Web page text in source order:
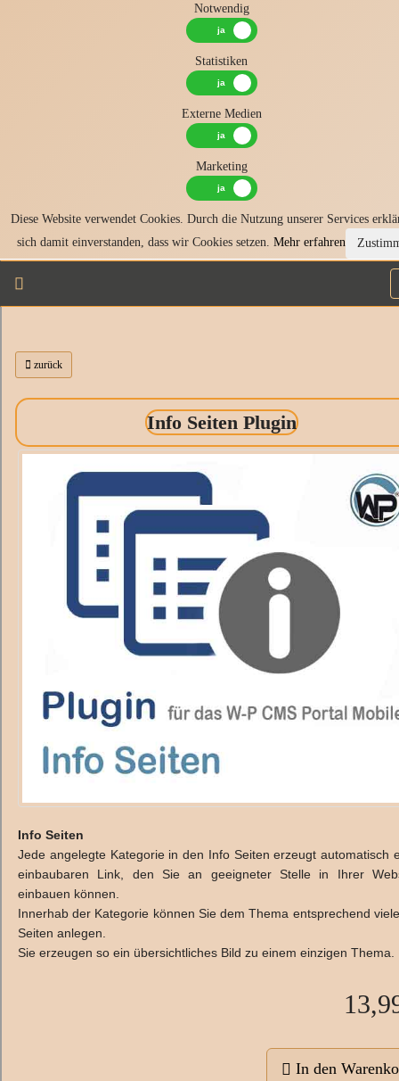
Notwendig
Statistiken
Externe Medien
Marketing
Diese Website verwendet Cookies. Durch die Nutzung unserer Services
sich damit einverstanden, dass wir Cookies setzen. Mehr erfahren
zurück
Info Seiten Plugin
Info Seiten
Jede angelegte Kategorie in den Info Seiten erzeugt automatisch
einbaubaren Link, den Sie an geeigneter Stelle in Ihrer
einbauen können.
Innerhab der Kategorie können Sie dem Thema entsprechend
Seiten anlegen.
Sie erzeugen so ein übersichtliches Bild zu einem einzigen Thema.
In den